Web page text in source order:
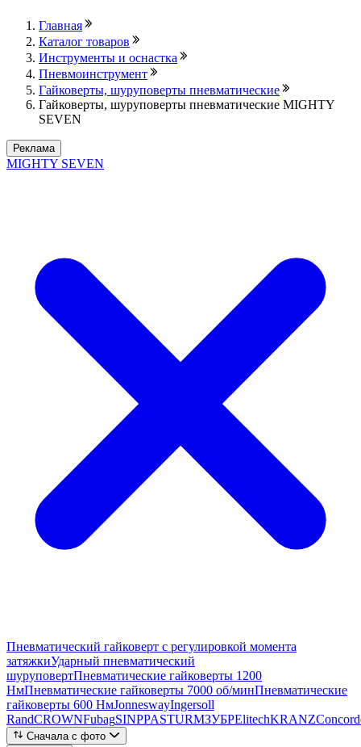
Главная
Каталог товаров
Инструменты и оснастка
Пневмоинструмент
Гайковерты, шуруповерты пневматические
Гайковерты, шуруповерты пневматические MIGHTY
SEVEN
Реклама
MIGHTY SEVEN
Пневматический гайковерт с регулировкой момента
затяжкиУдарный пневматический
шуруповертПневматические гайковерты 1200
НмПневматические гайковерты 7000 об/минПневматические
гайковерты 600 НмJonneswayIngersoll
RandCROWNFubagSINPPASTURMЗУБРElitechKRANZ
Сначала с фото